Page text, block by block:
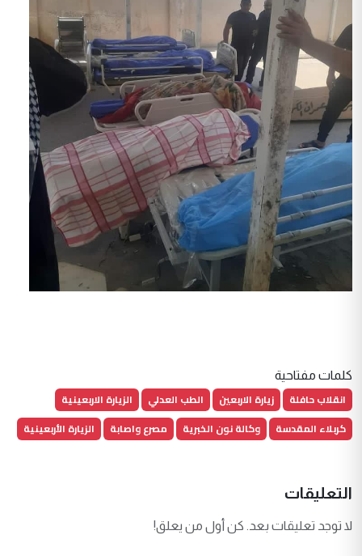
كلمات مفتاحية
انقلاب حافلة زيارة الاربعين الطب العدلي
الزيارة الاربعينية
كربلاء المقدسة
وكالة نون الخبرية مصرع واصابة الزيارة الأربعينية
التعليقات
لا توجد تعليقات بعد. كن أول من يعلق!